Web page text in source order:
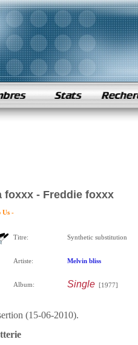
foxxx - Freddie foxxx
Us -
Titre: Synthetic substitution
Artiste: Melvin bliss
Album: Single[1977]
(15-06-2010).